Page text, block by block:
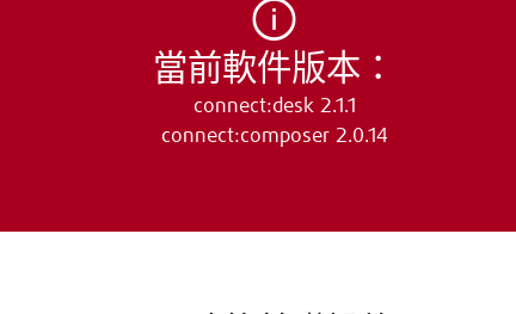
當前軟件版本：
connect:desk 2.1.1
connect:composer 2.0.14